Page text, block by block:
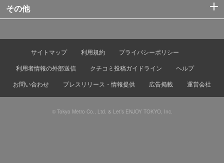
その他
サイトマップ 利用規約
プライバシーポリシー
利用者情報の外部送信
クチコミ投稿ガイドライン
ヘルプ
お問い合わせ
プレスリリース・情報提供 広告掲載 運営会社
© Tokyo Metro Co., Ltd. & Let’s ENJOY TOKYO, Inc.